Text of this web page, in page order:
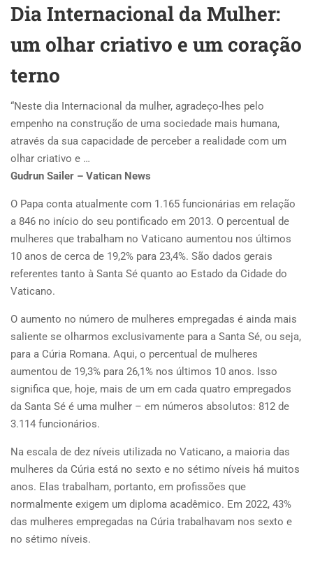
Dia Internacional da Mulher:
um olhar criativo e um coração
terno
“Neste dia Internacional da mulher, agradeço-lhes pelo
empenho na construção de uma sociedade mais humana,
através da sua capacidade de perceber a realidade com um
olhar criativo e …
Gudrun Sailer – Vatican News
O Papa conta atualmente com 1.165 funcionárias em relação
a 846 no início do seu pontificado em 2013. O percentual de
mulheres que trabalham no Vaticano aumentou nos últimos
10 anos de cerca de 19,2% para 23,4%. São dados gerais
referentes tanto à Santa Sé quanto ao Estado da Cidade do
Vaticano.
O aumento no número de mulheres empregadas é ainda mais
saliente se olharmos exclusivamente para a Santa Sé, ou seja,
para a Cúria Romana. Aqui, o percentual de mulheres
aumentou de 19,3% para 26,1% nos últimos 10 anos. Isso
significa que, hoje, mais de um em cada quatro empregados
da Santa Sé é uma mulher – em números absolutos: 812 de
3.114 funcionários.
Na escala de dez níveis utilizada no Vaticano, a maioria das
mulheres da Cúria está no sexto e no sétimo níveis há muitos
anos. Elas trabalham, portanto, em profissões que
normalmente exigem um diploma acadêmico. Em 2022, 43%
das mulheres empregadas na Cúria trabalhavam nos sexto e
no sétimo níveis.